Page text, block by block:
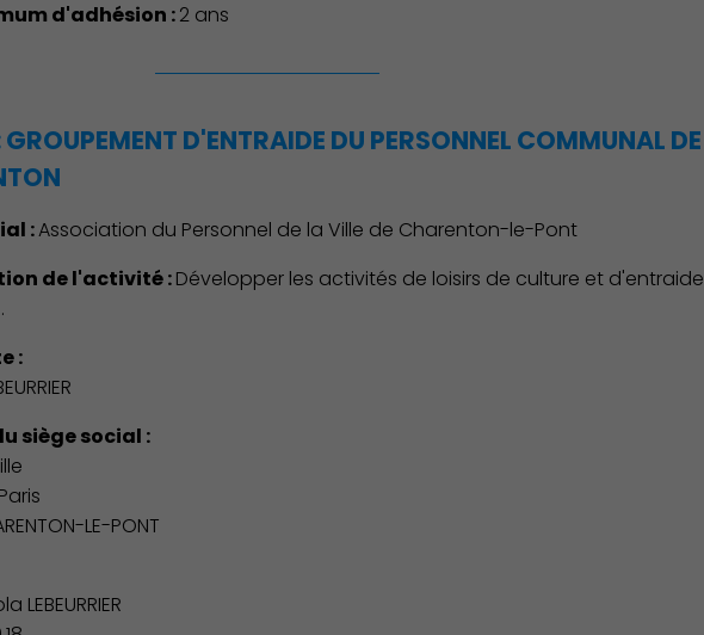
d'adhésion :2 ans
GROUPEMENT D'ENTRAIDE DU PERSONNEL COMMUNAL DE
:Association du Personnel de la Ville de Charenton-le-Pont
de l'activité :Développer les activités de loisirs de culture et
:
siège social :
LE-PONT
LEBEURRIER